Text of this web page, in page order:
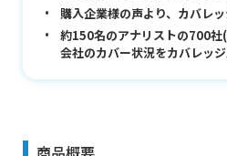
購入企業様の声より、カバレ
約150名のアナリストの700
会社のカバー状況をカバレッ